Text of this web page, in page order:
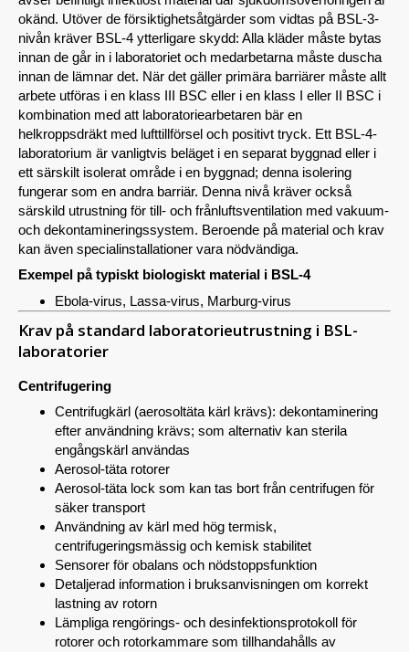
okänd. Utöver de försiktighetsåtgärder som vidtas på BSL-3-
nivån kräver BSL-4 ytterligare skydd: Alla kläder måste bytas
innan de går in i laboratoriet och medarbetarna måste duscha
innan de lämnar det. När det gäller primära barriärer måste allt
arbete utföras i en klass III BSC eller i en klass I eller II BSC i
kombination med att laboratoriearbetaren bär en
helkroppsdräkt med lufttillförsel och positivt tryck. Ett BSL-4-
laboratorium är vanligtvis beläget i en separat byggnad eller i
ett särskilt isolerat område i en byggnad; denna isolering
fungerar som en andra barriär. Denna nivå kräver också
särskild utrustning för till- och frånluftsventilation med vakuum-
och dekontamineringssystem. Beroende på material och krav
kan även specialinstallationer vara nödvändiga.
Exempel på typiskt biologiskt material i BSL-4
Ebola-virus, Lassa-virus, Marburg-virus
Krav på standard laboratorieutrustning i BSL-
laboratorier
Centrifugering
Centrifugkärl (aerosoltäta kärl krävs): dekontaminering
efter användning krävs; som alternativ kan sterila
engångskärl användas
Aerosol-täta rotorer
Aerosol-täta lock som kan tas bort från centrifugen för
säker transport
Användning av kärl med hög termisk,
centrifugeringsmässig och kemisk stabilitet
Sensorer för obalans och nödstoppsfunktion
Detaljerad information i bruksanvisningen om korrekt
lastning av rotorn
Lämpliga rengörings- och desinfektionsprotokoll för
rotorer och rotorkammare som tillhandahålls av